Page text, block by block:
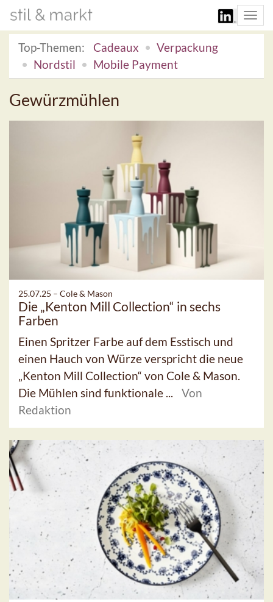
Top-Themen:
Cadeaux
Verpackung
Nordstil
Mobile Payment
Gewürzmühlen
25.07.25 – Cole & Mason
Die „Kenton Mill Collection“ in sechs
Farben
Einen Spritzer Farbe auf dem Esstisch und
einen Hauch von Würze verspricht die neue
„Kenton Mill Collection“ von Cole & Mason.
Die Mühlen sind funktionale ...
Von
Redaktion